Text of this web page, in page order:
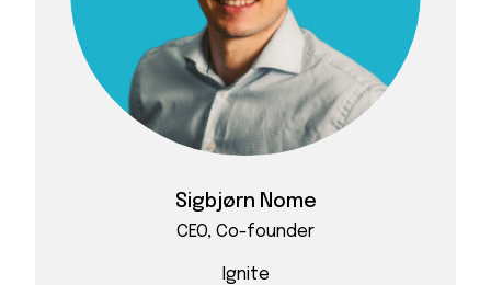
Sigbjørn Nome
CEO, Co-founder
Ignite